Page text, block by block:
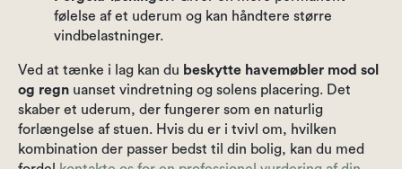
følelse af et uderum og kan håndtere større
vindbelastninger.
Ved at tænke i lag kan du beskytte havemøbler mod sol
og regn uanset vindretning og solens placering. Det
skaber et uderum, der fungerer som en naturlig
forlængelse af stuen. Hvis du er i tvivl om, hvilken
kombination der passer bedst til din bolig, kan du med